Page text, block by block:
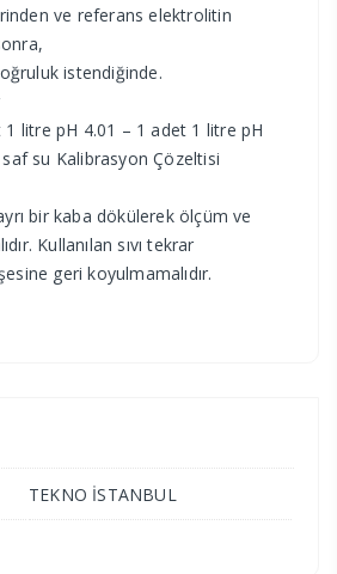
ve referans elektrolitin
istendiğinde.
litre pH 4.01 – 1 adet 1 litre pH
su Kalibrasyon Çözeltisi
bir kaba dökülerek ölçüm ve
Kullanılan sıvı tekrar
geri koyulmamalıdır.
TEKNO İSTANBUL